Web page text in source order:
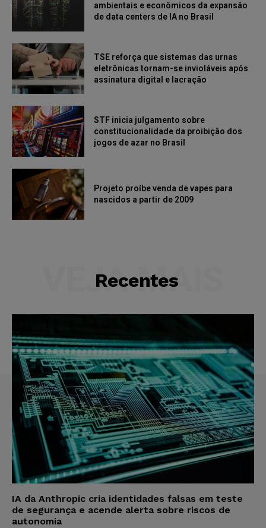
ambientais e econômicos da expansão
de data centers de IA no Brasil
TSE reforça que sistemas das urnas
eletrônicas tornam-se invioláveis após
assinatura digital e lacração
STF inicia julgamento sobre
constitucionalidade da proibição dos
jogos de azar no Brasil
Projeto proíbe venda de vapes para
nascidos a partir de 2009
Recentes
VEJA MAIS
IA da Anthropic cria identidades falsas em teste
de segurança e acende alerta sobre riscos de
autonomia